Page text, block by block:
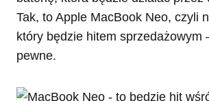
Tak, to Apple MacBook Neo, czyli
który będzie hitem sprzedażowym
pewne.